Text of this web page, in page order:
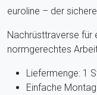
euroline – der
Nachrüsttraverse für
normgerechtes
Liefermenge: 1
Einfache